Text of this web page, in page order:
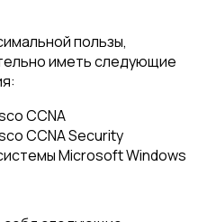
пользы,
иметь следующие
CCNA
CCNA Security
Microsoft Windows